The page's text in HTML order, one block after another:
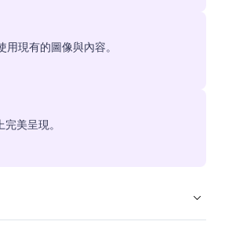
現有的圖像與內容。
美呈現。